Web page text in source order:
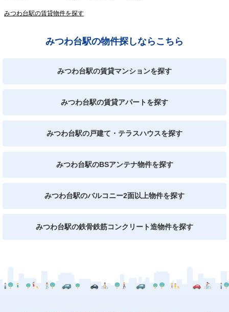
みつわ台駅の賃貸物件を探す
みつわ台駅の物件探しならこちら
みつわ台駅の賃貸マンションを探す
みつわ台駅の賃貸アパートを探す
みつわ台駅の戸建て・テラスハウスを探す
みつわ台駅のBSアンテナ物件を探す
みつわ台駅のバルコニー2面以上物件を探す
みつわ台駅の鉄骨鉄筋コンクリート造物件を探す